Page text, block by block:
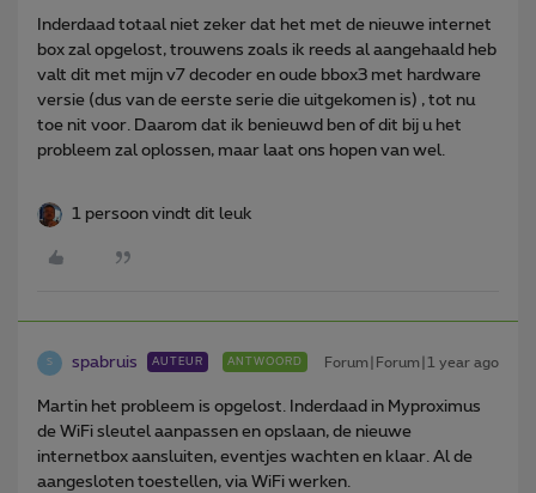
Inderdaad totaal niet zeker dat het met de nieuwe internet
box zal opgelost, trouwens zoals ik reeds al aangehaald heb
valt dit met mijn v7 decoder en oude bbox3 met hardware
versie (dus van de eerste serie die uitgekomen is) , tot nu
toe nit voor. Daarom dat ik benieuwd ben of dit bij u het
probleem zal oplossen, maar laat ons hopen van wel.
1 persoon vindt dit leuk
S spabruis AUTEUR ANTWOORD Forum|Forum|1 year ago
Martin het probleem is opgelost. Inderdaad in Myproximus
de WiFi sleutel aanpassen en opslaan, de nieuwe
internetbox aansluiten, eventjes wachten en klaar. Al de
aangesloten toestellen, via WiFi werken.